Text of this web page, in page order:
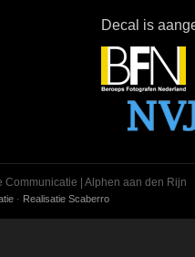
Decal is
| Alphen aan den Rijn
· Realisatie Scaberro